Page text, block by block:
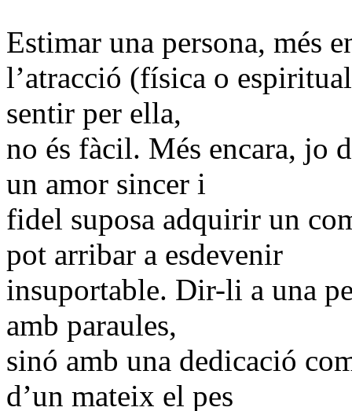
Estimar una persona, més
l’atracció (física o
sentir per ella,
no és fàcil. Més encara, jo
un amor sincer i
fidel suposa adquirir un
pot arribar a esdevenir
insuportable. Dir-li a una
amb paraules,
sinó amb una dedicació
d’un mateix el pes